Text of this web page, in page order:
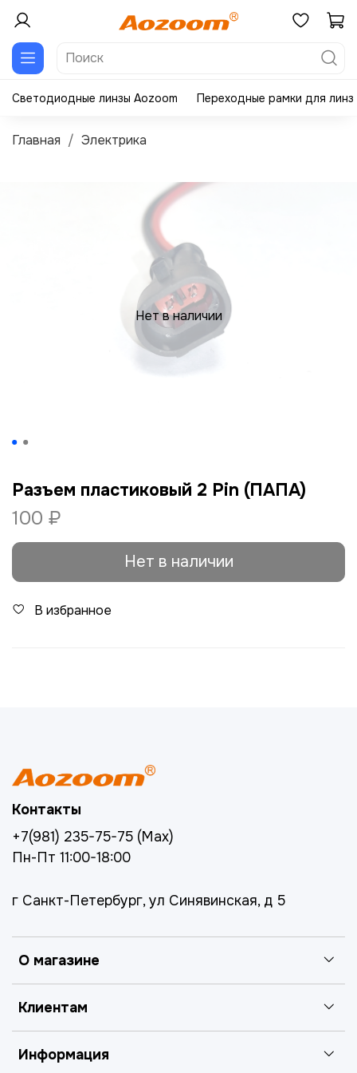
Светодиодные линзы Aozoom Переходные рамки для линз
Главная Электрика
Нет в наличии
Разъем пластиковый 2 Pin (ПАПА)
100 ₽
Нет в наличии
В избранное
О магазине
Клиентам
Информация
Контакты
+7(981) 235-75-75 (Max)
Пн-Пт 11:00-18:00
г Санкт-Петербург, ул Синявинская, д 5